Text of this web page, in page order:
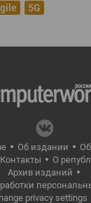
5G
Об издании
Контакты О
Архив изданий
privacy settings